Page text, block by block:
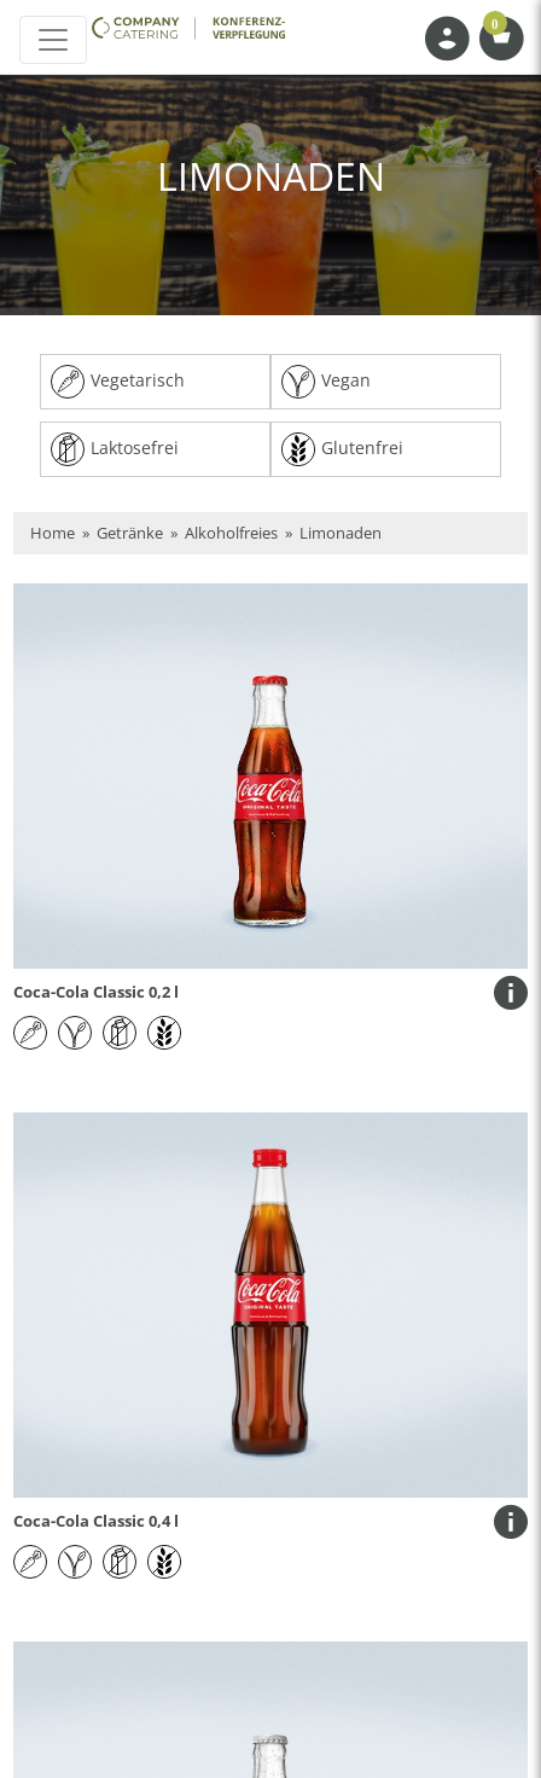
0
LIMONADEN
Vegetarisch Vegan
Laktosefrei Glutenfrei
Home» Getränke» Alkoholfreies» Limonaden
Coca-Cola Classic 0,2 l
Coca-Cola Classic 0,4 l